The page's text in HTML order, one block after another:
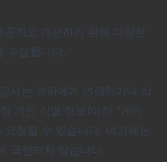
하고 개선하기 위해 다양한
수집합니다.
사는 귀하에게 연락하거나 식
개인 식별 정보(이하 “개인
청할 수 있습니다. 여기에는
국한되지 않습니다: